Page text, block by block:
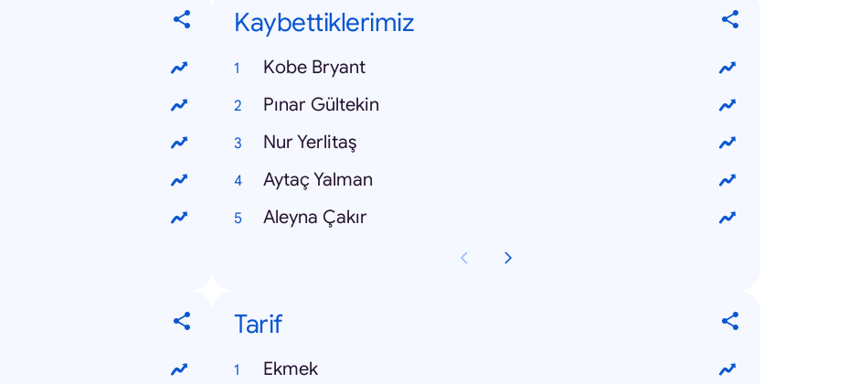
Kaybettiklerimiz
Kobe Bryant
Pınar Gültekin
Nur Yerlitaş
Aytaç Yalman
Aleyna Çakır
Tarif
Ekmek